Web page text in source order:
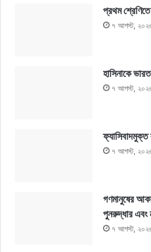
প্রথম শ্রেণিতে
৭ আগস্ট,
হাসিনাকে
৭ আগস্ট,
ফ্যাসিবাদমুক্ত
৭ আগস্ট,
গণমানুষের
পুনরুদ্ধার এবং
৭ আগস্ট,